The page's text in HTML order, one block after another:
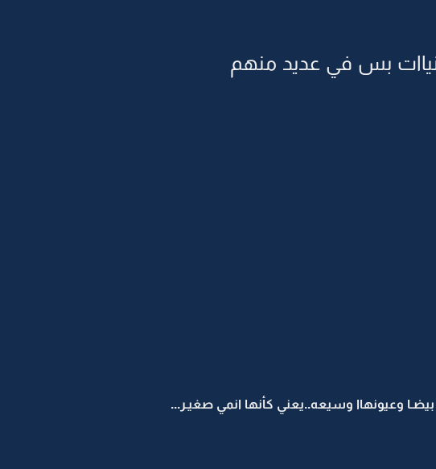
بس في عديد منهم
وعيونهاا وسيعه..يعني كأنها انمي صغيـر...